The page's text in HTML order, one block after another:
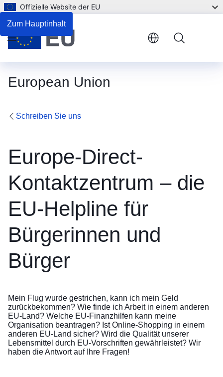
Zum Hauptinhalt
Offizielle Website der EU
European Union
Menu
Schreiben Sie uns
Europe-Direct-
Kontaktzentrum – die
EU-Helpline für
Bürgerinnen und
Bürger
Mein Flug wurde gestrichen, kann ich mein Geld
zurückbekommen? Wie finde ich Arbeit in einem anderen
EU-Land? Welche EU-Finanzhilfen kann meine
Organisation beantragen? Ist Online-Shopping in einem
anderen EU-Land sicher? Wird die Qualität unserer
Lebensmittel durch EU-Vorschriften gewährleistet? Wir
haben die Antwort auf Ihre Fragen!